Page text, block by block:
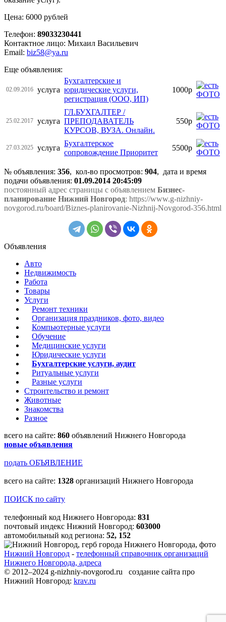
Цена: 6000 рублей
Телефон: 89033230441
Контактное лицо: Михаил Васильевич
Email: biz58@ya.ru
Еще объявления:
02.09.2016 услуга
Бухгалтерские и
юридические услуги,
регистрация (ООО, ИП)
1000р
25.02.2017 услуга
ГЛ.БУХГАЛТЕР /
ПРЕПОДАВАТЕЛЬ
КУРСОВ, ВУЗА. Онлайн.
550р
27.03.2025 услуга
Бухгалтерское
сопровождение Приоритет
5500р
№ объявления: 356, кол-во просмотров: 904, дата и время
подачи объявления: 01.09.2014 20:45:09
постоянный адрес страницы с объявлением Бизнес-
планирование Нижний Новгород: https://www.g-nizhniy-
novgorod.ru/board/Biznes-planirovanie-Nizhnij-Novgorod-356.html
Объявления
Авто
Недвижимость
Работа
Товары
Услуги
Ремонт техники
Организация праздников, фото, видео
Компьютерные услуги
Обучение
Медицинские услуги
Юридические услуги
Бухгалтерские услуги, аудит
Ритуальные услуги
Разные услуги
Строительство и ремонт
Животные
Знакомства
Разное
всего на сайте: 860 объявлений Нижнего Новгорода
новые объявления
подать ОБЪЯВЛЕНИЕ
всего на сайте: 1328 организаций Нижнего Новгорода
ПОИСК по сайту
телефонный код Нижнего Новгорода: 831
почтовый индекс Нижний Новгород: 603000
автомобильный код региона: 52, 152
Нижний Новгород - телефонный справочник организаций
Нижнего Новгорода, адреса
© 2012–2024 g-nizhniy-novgorod.ru создание сайта про
Нижний Новгород: krav.ru